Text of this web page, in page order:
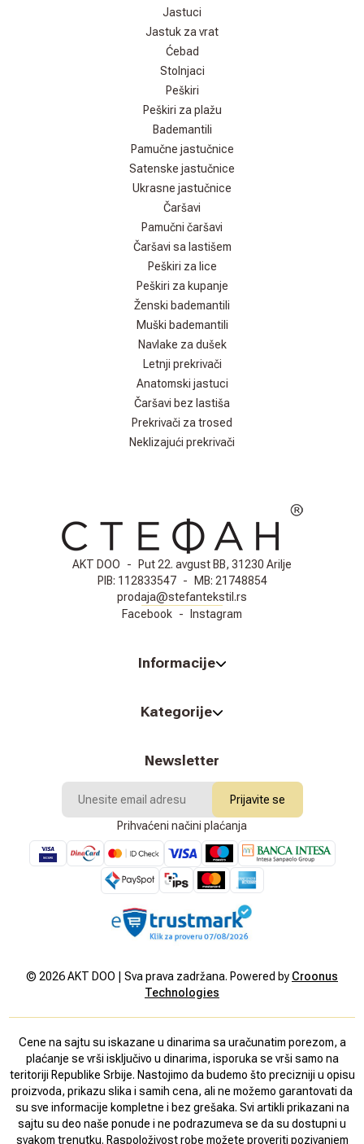
Jastuci
Jastuk za vrat
Ćebad
Stolnjaci
Peškiri
Peškiri za plažu
Bademantili
Pamučne jastučnice
Satenske jastučnice
Ukrasne jastučnice
Čaršavi
Pamučni čaršavi
Čaršavi sa lastišem
Peškiri za lice
Peškiri za kupanje
Ženski bademantili
Muški bademantili
Navlake za dušek
Letnji prekrivači
Anatomski jastuci
Čaršavi bez lastiša
Prekrivači za trosed
Neklizajući prekrivači
AKT DOO - Put 22. avgust BB, 31230 Arilje
PIB: 112833547 - MB: 21748854
prodaja@stefantekstil.rs
Facebook - Instagram
Informacije
Kategorije
Newsletter
Prijavite se
Prihvaćeni načini plaćanja
© 2026AKT DOO | Sva prava zadržana. Powered by Croonus
Technologies
Cene na sajtu su iskazane u dinarima sa uračunatim porezom, a
plaćanje se vrši isključivo u dinarima, isporuka se vrši samo na
teritoriji Republike Srbije. Nastojimo da budemo što precizniji u opisu
proizvoda, prikazu slika i samih cena, ali ne možemo garantovati da
su sve informacije kompletne i bez grešaka. Svi artikli prikazani na
sajtu su deo naše ponude i ne podrazumeva se da su dostupni u
svakom trenutku. Raspoloživost robe možete proveriti pozivanjem